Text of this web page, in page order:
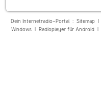
Dein Internetradio-Portal : Sitemap|
Windows| Radioplayer für Android|